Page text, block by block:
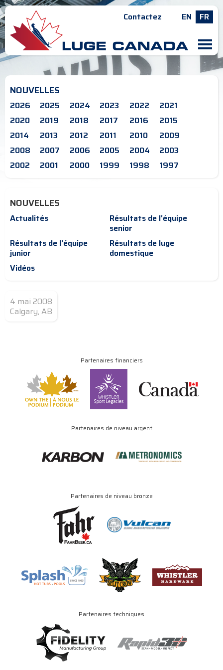
Contactez EN FR
M
NOUVELLES
2026 2025 2024 2023 2022
2021
2020
2019 2018 2017 2016
2015
2014
2013 2012 2011 2010
2009
2008
2007 2006 2005 2004
2003
2002
2001 2000 1999 1998 1997
NOUVELLES
Actualités
Résultats de l'équipe
senior
Résultats de l'équipe
junior
Résultats de luge
domestique
Vidéos
4 mai 2008
Calgary, AB
Partenaires financiers
Partenaires de niveau argent
Partenaires de niveau bronze
Partenaires techniques